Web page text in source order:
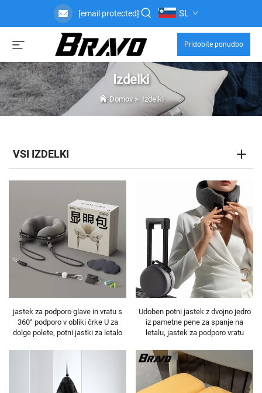
[email protected] SL
Pridobite ponudbo
Izdelki
Domov> Izdelki
VSI IZDELKI
jastek za podporo glave in vratu s
360° podporo v obliki črke U za
dolge polete, potni jastki za letalo
Udoben potni jastek z dvojno jedro
iz pametne pene za spanje na
letalu, jastek za podporo vratu